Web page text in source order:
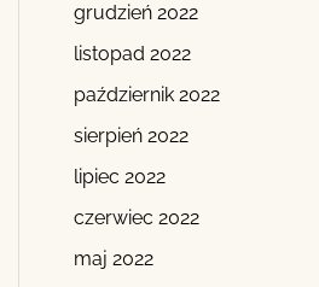
grudzień 2022
listopad 2022
październik 2022
sierpień 2022
lipiec 2022
czerwiec 2022
maj 2022